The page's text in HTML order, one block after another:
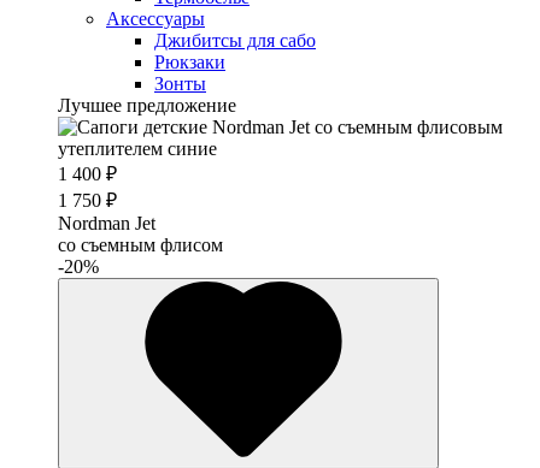
Аксессуары
Джибитсы для сабо
Рюкзаки
Зонты
Лучшее предложение
1 400 ₽
1 750 ₽
Nordman Jet
со съемным флисом
-20%